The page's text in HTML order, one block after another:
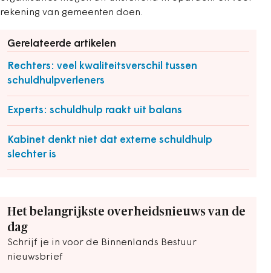
rekening van gemeenten doen.
Gerelateerde artikelen
Rechters: veel kwaliteitsverschil tussen
schuldhulpverleners
Experts: schuldhulp raakt uit balans
Kabinet denkt niet dat externe schuldhulp
slechter is
Het belangrijkste overheidsnieuws van de
dag
Schrijf je in voor de Binnenlands Bestuur
nieuwsbrief